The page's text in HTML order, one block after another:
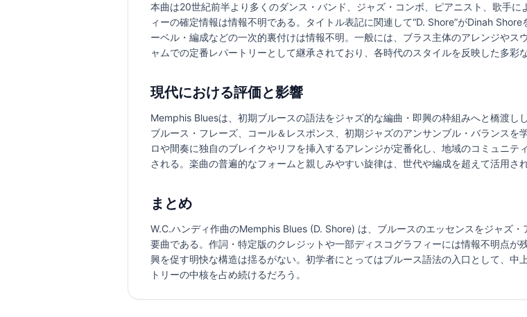
本曲は20世紀前半より多くのダンス・バンド、ジャズ・コンボ、ピアニスト、歌手
ィーの確定情報は情報不明である。タイトル表記に関連して“D. Shore”がDinah
ーベル・編成などの一次的裏付けは情報不明。一般には、ブラス主体のアレンジや
ャムでの定番レパートリーとして継承されており、各時代のスタイルを反映した多彩
現代における評価と影響
Memphis Bluesは、初期ブルースの語法をジャズ的な編曲・即興の枠組みへと橋渡し
ブルース・フレーズ、コール＆レスポンス、初期ジャズのアンサンブル・バランスを
ロや間奏に独自のブレイクやリフを挿入するアレンジが定番化し、地域のコミュニ
される。楽曲の普遍的なフォームと親しみやすい旋律は、世代や編成を超えて活用さ
まとめ
W.C.ハンディ作曲のMemphis Blues (D. Shore) は、ブルースのエッセンスをジャズ
要曲である。作詞・特定版のクレジットや一部ディスコグラフィーには情報不明点
興を促す明快な構造は揺るがない。初学者にとってはブルース語法の入口として、
トリーの中核を占め続けるだろう。